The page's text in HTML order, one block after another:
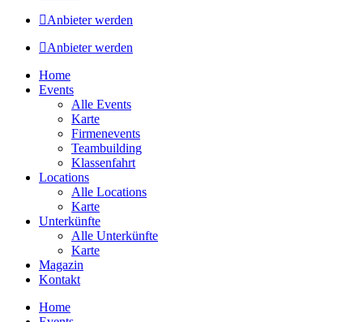
Anbieter werden
Anbieter werden
Home
Events
Alle Events
Karte
Firmenevents
Teambuilding
Klassenfahrt
Locations
Alle Locations
Karte
Unterkünfte
Alle Unterkünfte
Karte
Magazin
Kontakt
Home